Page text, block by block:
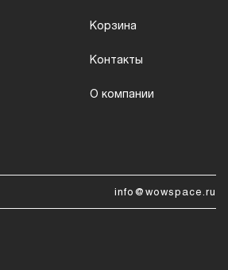
Корзина
Контакты
О компании
info@wowspace.ru